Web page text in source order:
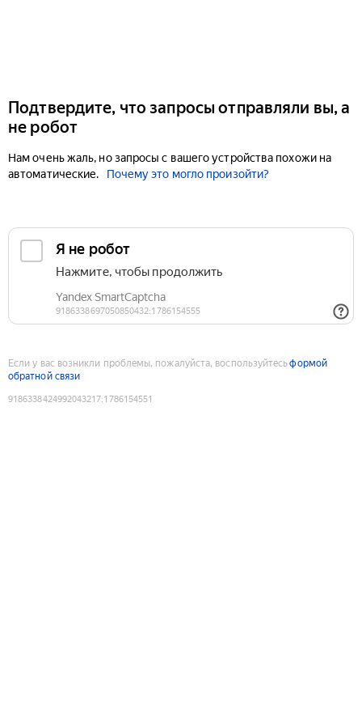
Подтвердите, что запросы отправляли вы, а
не робот
Нам очень жаль, но запросы с вашего устройства похожи на
автоматические.
Почему это могло произойти?
Если у вас возникли проблемы, пожалуйста, воспользуйтесьформой
обратной связи
9186338424992043217:1786154551